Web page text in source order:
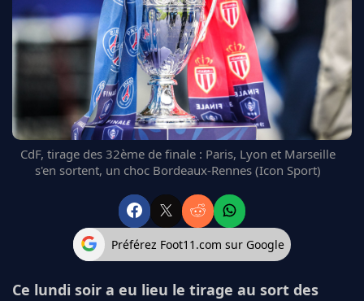
MANCHESTER UNITED
CHELSEA
BAYERN
L'AVIS DE LA RÉDAC'
CdF, tirage des 32ème de finale : Paris, Lyon et Marseille
s'en sortent, un choc Bordeaux-Rennes (Icon Sport)
Préférez Foot11.com sur Google
Ce lundi soir a eu lieu le tirage au sort des